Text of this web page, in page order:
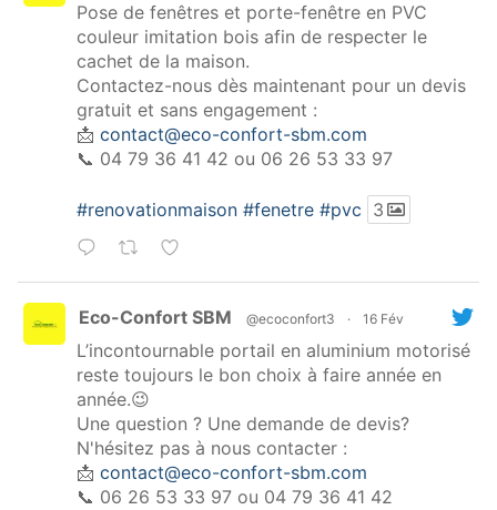
Pose de fenêtres et porte-fenêtre en PVC
couleur imitation bois afin de respecter le
cachet de la maison.
Contactez-nous dès maintenant pour un devis
gratuit et sans engagement :
📩 contact@eco-confort-sbm.com
📞 04 79 36 41 42 ou 06 26 53 33 97
#renovationmaison #fenetre #pvc 3
Eco-Confort SBM @ecoconfort3 · 16 Fév
L’incontournable portail en aluminium motorisé
reste toujours le bon choix à faire année en
année.😉
Une question ? Une demande de devis?
N'hésitez pas à nous contacter :
📩 contact@eco-confort-sbm.com
📞 06 26 53 33 97 ou 04 79 36 41 42